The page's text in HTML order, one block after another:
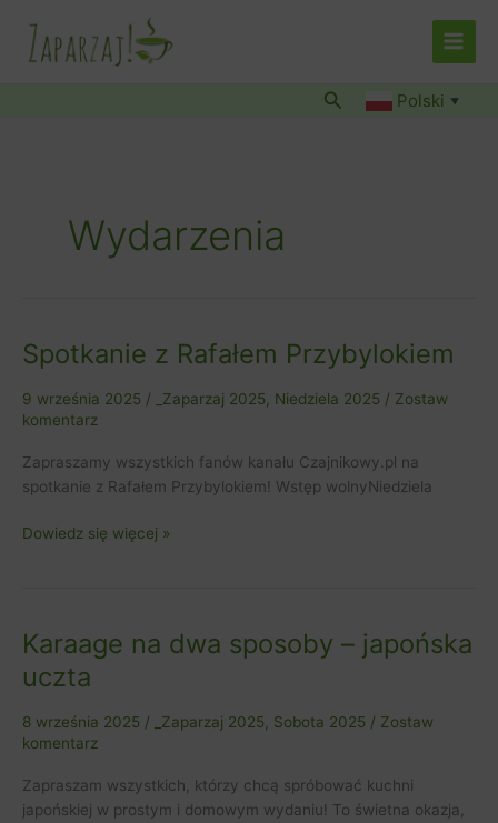
treści
Szukaj Polski ▼
Wydarzenia
Spotkanie z Rafałem Przybylokiem
9 września 2025 / _Zaparzaj 2025, Niedziela 2025 / Zostaw
komentarz
Zapraszamy wszystkich fanów kanału Czajnikowy.pl na
spotkanie z Rafałem Przybylokiem! Wstęp wolnyNiedziela
Spotkanie
Rafałem
Przybylokiem
Dowiedz się więcej »
Karaage na dwa sposoby – japońska
uczta
8 września 2025 / _Zaparzaj 2025, Sobota 2025 / Zostaw
komentarz
Zapraszam wszystkich, którzy chcą spróbować kuchni
japońskiej w prostym i domowym wydaniu! To świetna okazja,
Karaage
dwa
sposoby
–
uczta